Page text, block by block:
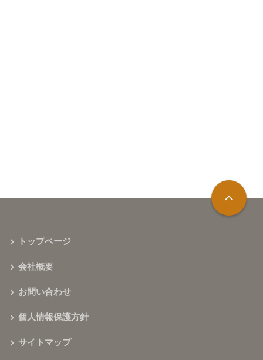
トップページ
会社概要
お問い合わせ
個人情報保護方針
サイトマップ